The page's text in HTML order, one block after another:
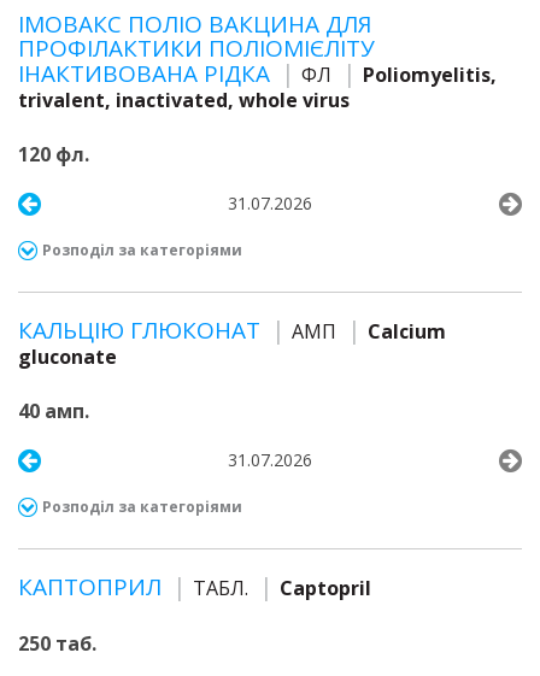
ІМОВАКС ПОЛІО ВАКЦИНА ДЛЯ
ПРОФІЛАКТИКИ ПОЛІОМІЄЛІТУ
ІНАКТИВОВАНА РІДКА
ФЛ
Poliomyelitis,
trivalent, inactivated, whole virus
120 фл.
31.07.2026
Розподіл за категоріями
КАЛЬЦІЮ ГЛЮКОНАТ АМП
Calcium
gluconate
40 амп.
31.07.2026
Розподіл за категоріями
КАПТОПРИЛ ТАБЛ. Captopril
250 таб.